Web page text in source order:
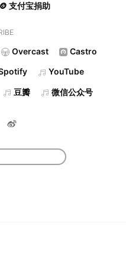
🪙 支付宝捐助
Overcast Castro
YouTube
豆瓣 微信公众号